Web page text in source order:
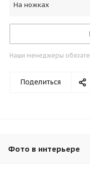
На ножках
Наши менеджеры
Поделиться
Фото в интерьере